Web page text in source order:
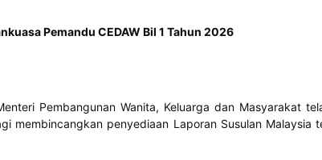
Pemandu CEDAW Bil 1 Tahun 2026
Pembangunan Wanita, Keluarga dan Masyarakat
membincangkan penyediaan Laporan Susulan